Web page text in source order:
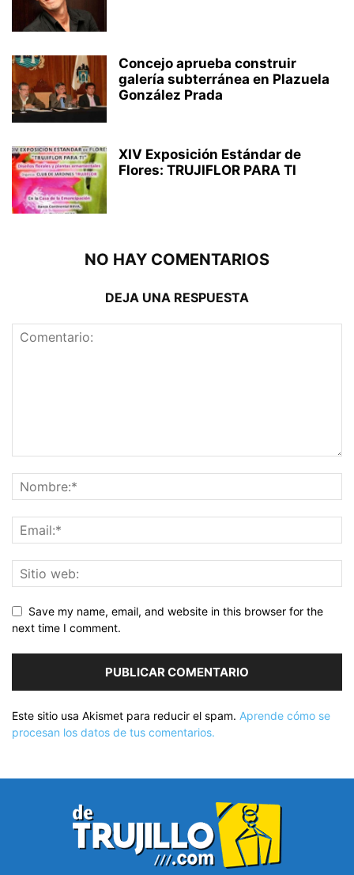
Concejo aprueba construir
galería subterránea en Plazuela
González Prada
XIV Exposición Estándar de
Flores: TRUJIFLOR PARA TI
NO HAY COMENTARIOS
DEJA UNA RESPUESTA
Save my name, email, and website in this browser for the
next time I comment.
Este sitio usa Akismet para reducir el spam. Aprende cómo se
procesan los datos de tus comentarios.